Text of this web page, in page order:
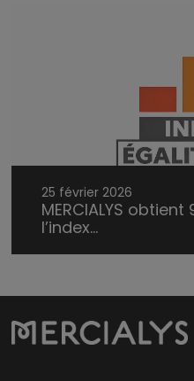
25 février 2026
MERCIALYS obtient
l’index...